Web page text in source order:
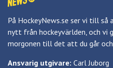
På HockeyNews.se ser vi till
nytt från hockeyvärlden, och vi
morgonen till det att du går
Ansvarig utgivare: Carl Juborg